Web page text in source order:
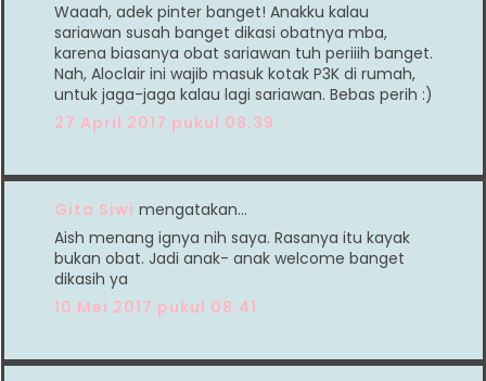
Waaah, adek pinter banget! Anakku kalau
sariawan susah banget dikasi obatnya mba,
karena biasanya obat sariawan tuh periiih banget.
Nah, Aloclair ini wajib masuk kotak P3K di rumah,
untuk jaga-jaga kalau lagi sariawan. Bebas perih :)
27 April 2017 pukul 08.39
Gita Siwi mengatakan…
Aish menang ignya nih saya. Rasanya itu kayak
bukan obat. Jadi anak- anak welcome banget
dikasih ya
10 Mei 2017 pukul 08.41